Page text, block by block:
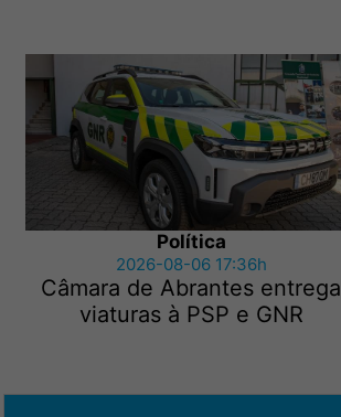
Política
2026-08-06 17:36h
Câmara de Abrantes entrega
viaturas à PSP e GNR